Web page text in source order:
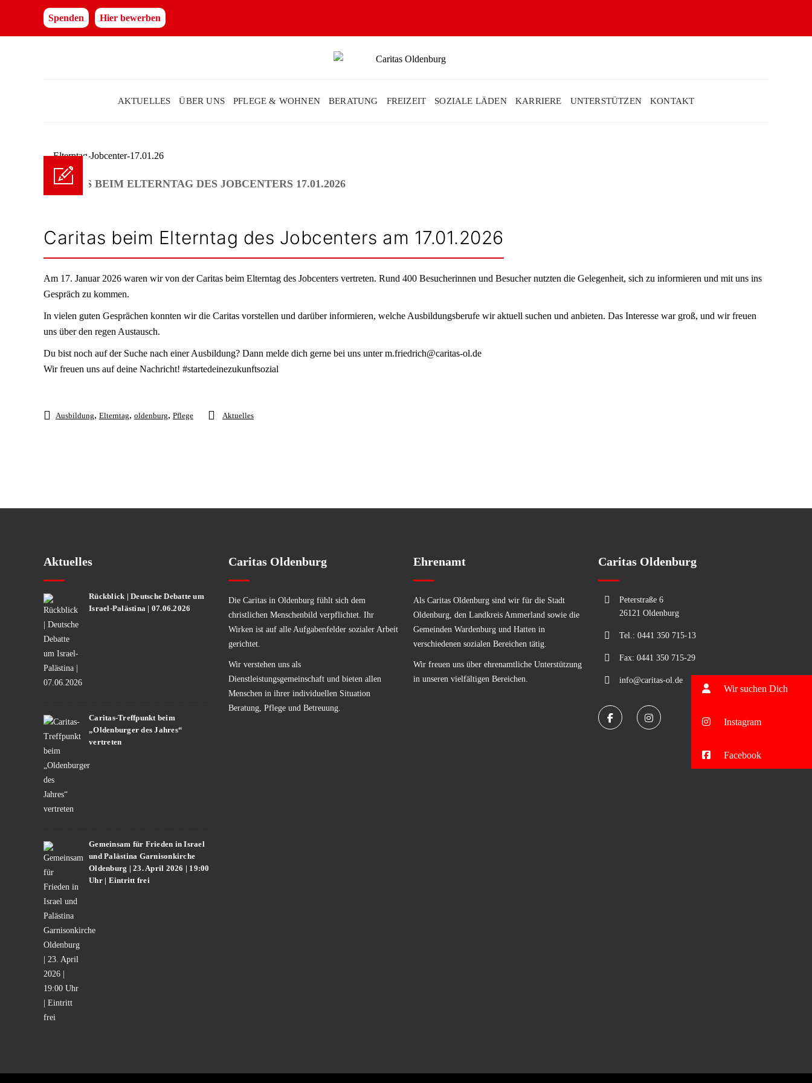
Spenden Hier bewerben
AKTUELLES ÜBER UNS PFLEGE & WOHNEN BERATUNG FREIZEIT SOZIALE LÄDEN KARRIERE UNTERSTÜTZEN KONTAKT
CARITAS BEIM ELTERNTAG DES JOBCENTERS 17.01.2026
Caritas beim Elterntag des Jobcenters am 17.01.2026
Am 17. Januar 2026 waren wir von der Caritas beim Elterntag des Jobcenters vertreten. Rund 400 Besucherinnen und Besucher nutzten die Gelegenheit, sich zu informieren und mit uns ins
Gespräch zu kommen.
In vielen guten Gesprächen konnten wir die Caritas vorstellen und darüber informieren, welche Ausbildungsberufe wir aktuell suchen und anbieten. Das Interesse war groß, und wir freuen
uns über den regen Austausch.
Du bist noch auf der Suche nach einer Ausbildung? Dann melde dich gerne bei uns unter m.friedrich@caritas-ol.de
Wir freuen uns auf deine Nachricht! #startedeinezukunftsozial
Ausbildung, Elterntag, oldenburg, Pflege Aktuelles
Aktuelles
Rückblick | Deutsche Debatte um
Israel-Palästina | 07.06.2026
Caritas-Treffpunkt beim
„Oldenburger des Jahres“
vertreten
Gemeinsam für Frieden in Israel
und Palästina Garnisonkirche
Oldenburg | 23. April 2026 | 19:00
Uhr | Eintritt frei
Caritas Oldenburg
Die Caritas in Oldenburg fühlt sich dem
christlichen Menschenbild verpflichtet. Ihr
Wirken ist auf alle Aufgabenfelder sozialer Arbeit
gerichtet.
Wir verstehen uns als
Dienstleistungsgemeinschaft und bieten allen
Menschen in ihrer individuellen Situation
Beratung, Pflege und Betreuung.
Ehrenamt
Als Caritas Oldenburg sind wir für die Stadt
Oldenburg, den Landkreis Ammerland sowie die
Gemeinden Wardenburg und Hatten in
verschiedenen sozialen Bereichen tätig.
Wir freuen uns über ehrenamtliche Unterstützung
in unseren vielfältigen Bereichen.
Caritas Oldenburg
Peterstraße 6
26121 Oldenburg
Tel.: 0441 350 715-13
Fax: 0441 350 715-29
info@caritas-ol.de
Wir suchen Dich
Instagram
Facebook